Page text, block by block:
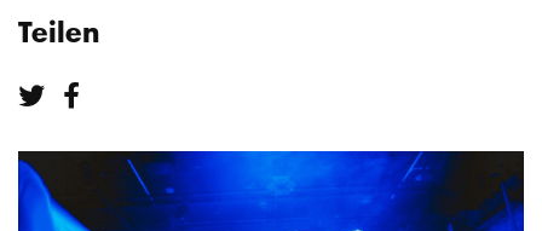
Teilen
Teilen bei Twitter